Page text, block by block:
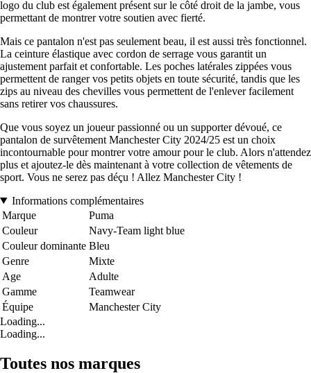
logo du club est également présent sur le côté droit de la jambe, vous
permettant de montrer votre soutien avec fierté.
Mais ce pantalon n'est pas seulement beau, il est aussi très fonctionnel.
La ceinture élastique avec cordon de serrage vous garantit un
ajustement parfait et confortable. Les poches latérales zippées vous
permettent de ranger vos petits objets en toute sécurité, tandis que les
zips au niveau des chevilles vous permettent de l'enlever facilement
sans retirer vos chaussures.
Que vous soyez un joueur passionné ou un supporter dévoué, ce
pantalon de survêtement Manchester City 2024/25 est un choix
incontournable pour montrer votre amour pour le club. Alors n'attendez
plus et ajoutez-le dès maintenant à votre collection de vêtements de
sport. Vous ne serez pas déçu ! Allez Manchester City !
Informations complémentaires
Marque
Puma
Couleur
Navy-Team light blue
Couleur dominante Bleu
Genre
Mixte
Age
Adulte
Gamme
Teamwear
Équipe
Manchester City
Loading...
Loading...
Toutes nos marques